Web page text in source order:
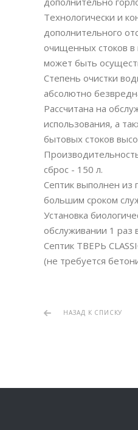
Технологически и
дополнительного
очищенных стоков
может быть
Степень очистки
абсолютно
Рассчитана на
использования, а
бытовых стоков
сброс - 150 л.
Септик выполнен из
большим сроком
Установка
обслуживании 1 раз
Септик ТВЕРЬ
(не требуется
НАЗАД К СПИСКУ